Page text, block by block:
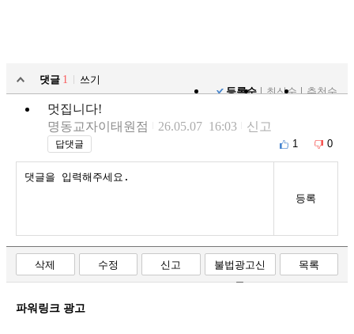
댓글 1
쓰기
등록순
최신순 추천순
멋집니다!
명동교자이태원점
26.05.07 16:03 신고
답댓글 1 0
등록
삭제 수정 신고
불법광고신
고
목록
파워링크 광고